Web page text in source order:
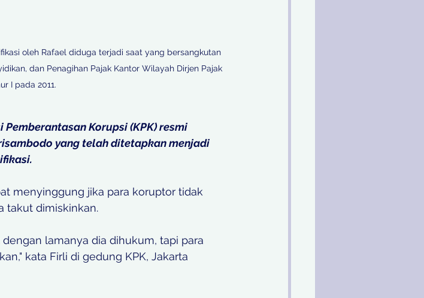
oleh Rafael diduga terjadi saat yang bersangkutan
dan Penagihan Pajak Kantor Wilayah Dirjen Pajak
I pada 2011.
Pemberantasan Korupsi (KPK) resmi
yang telah ditetapkan menjadi
menyinggung jika para koruptor tidak
takut dimiskinkan.
lamanya dia dihukum, tapi para
kata Firli di gedung KPK, Jakarta